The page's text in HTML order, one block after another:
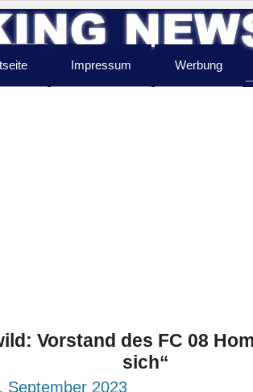
Impressum Werbung
Vorstand des FC 08
sich“
September 2023